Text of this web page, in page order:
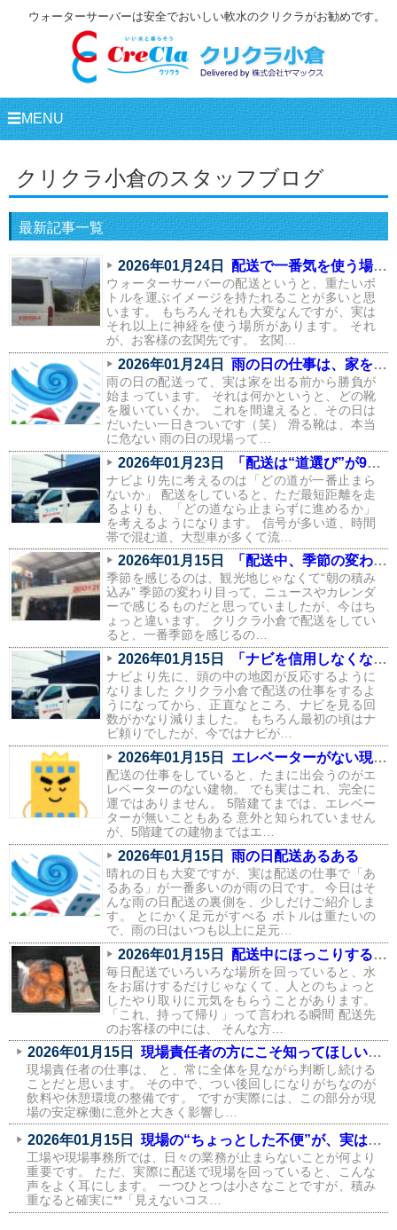
ウォーターサーバーは安全でおいしい軟水のクリクラがお勧めです。
☰MENU
クリクラ小倉のスタッフブログ
最新記事一覧
2026年01月24日 配送で一番気を使う場所は、実はここ
ウォーターサーバーの配送というと、重たいボ
トルを運ぶイメージを持たれることが多いと思
います。 もちろんそれも大変なんですが、実は
それ以上に神経を使う場所があります。 それ
が、お客様の玄関先です。 玄関…
2026年01月24日 雨の日の仕事は、家を出る前から始まっている
雨の日の配送って、実は家を出る前から勝負が
始まっています。 それは何かというと、どの靴
を履いていくか。 これを間違えると、その日は
だいたい一日きついです（笑） 滑る靴は、本当
に危ない 雨の日の現場って…
2026年01月23日 「配送は“道選び”が9割。信号と渋滞を避けるルートの話」
ナビより先に考えるのは「どの道が一番止まら
ないか」 配送をしていると、ただ最短距離を走
るよりも、「どの道なら止まらずに進めるか」
を考えるようになります。 信号が多い道、時間
帯で混む道、大型車が多くて流…
2026年01月15日 「配送中、季節の変わり目を一番感じるのはこの瞬間」
季節を感じるのは、観光地じゃなくて“朝の積み
込み” 季節の変わり目って、ニュースやカレンダ
ーで感じるものだと思っていましたが、今はち
ょっと違います。 クリクラ小倉で配送をしてい
ると、一番季節を感じるの…
2026年01月15日 「ナビを信用しなくなりました。配送で身についた“地元の勘”」
ナビより先に、頭の中の地図が反応するように
なりました クリクラ小倉で配送の仕事をするよ
うになってから、正直なところ、ナビを見る回
数がかなり減りました。 もちろん最初の頃はナ
ビ頼りでしたが、今ではナビが…
2026年01月15日 エレベーターがない現場あるある（配送員の本音つき）
配送の仕事をしていると、たまに出会うのがエ
レベーターのない建物。 でも実はこれ、完全に
運ではありません。 5階建てまでは、エレベー
ターが無いこともある 意外と知られていません
が、5階建ての建物まではエ…
2026年01月15日 雨の日配送あるある
晴れの日も大変ですが、実は配送の仕事で「あ
るある」が一番多いのが雨の日です。 今日はそ
んな雨の日配送の裏側を、少しだけご紹介しま
す。 とにかく足元がすべる ボトルは重たいの
で、雨の日はいつも以上に足元…
2026年01月15日 配送中にほっこりする瞬間が、実はたくさんあります
毎日配送でいろいろな場所を回っていると、水
をお届けするだけじゃなくて、人とのちょっと
したやり取りに元気をもらうことがあります。
「これ、持って帰り」って言われる瞬間 配送先
のお客様の中には、 そんな方…
2026年01月15日 現場責任者の方にこそ知ってほしい、飲料環境が現場に与える影響
現場責任者の仕事は、 と、常に全体を見ながら判断し続ける
ことだと思います。 その中で、つい後回しになりがちなのが
飲料や休憩環境の整備です。 ですが実際には、この部分が現
場の安定稼働に意外と大きく影響し…
2026年01月15日 現場の“ちょっとした不便”が、実はコストになっている話
工場や現場事務所では、日々の業務が止まらないことが何より
重要です。 ただ、実際に配送で現場を回っていると、こんな
声をよく耳にします。 一つひとつは小さなことですが、積み
重なると確実に**「見えないコス…